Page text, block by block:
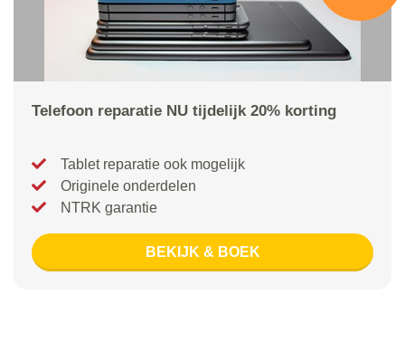
Telefoon reparatie NU tijdelijk 20% korting
Tablet reparatie ook mogelijk
Originele onderdelen
NTRK garantie
BEKIJK & BOEK